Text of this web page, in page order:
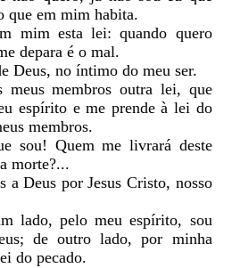
que em mim habita.
mim esta lei: quando quero
depara é o mal.
Deus, no íntimo do meu ser.
meus membros outra lei, que
espírito e me prende à lei do
membros.
sou! Quem me livrará deste
morte?...
a Deus por Jesus Cristo, nosso
lado, pelo meu espírito, sou
de outro lado, por minha
do pecado.